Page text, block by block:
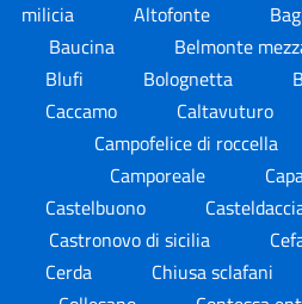
milicia
Altofonte
Baucina
Belmonte
Blufi
Bolognetta
Caccamo
Caltavuturo
Campofelice di roccella
Camporeale
Castelbuono
Castronovo di sicilia
Cerda
Chiusa sclafani